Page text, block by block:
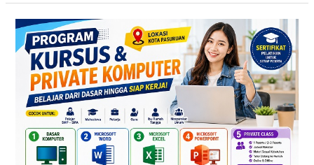
Program
Kursus
Private
Komputer
Microsoft
Office
Pasuruan
Kota